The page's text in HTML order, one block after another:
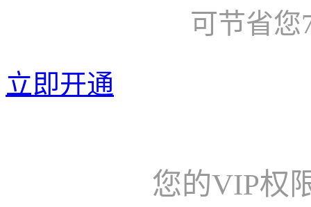
可节省您
立即开通
您的VIP权